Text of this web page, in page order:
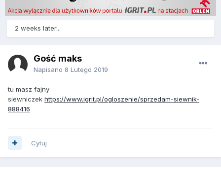
2 weeks later...
Gość maks
Napisano 8 Lutego 2019
tu masz fajny
siewniczek https://www.igrit.pl/ogloszenie/sprzedam-siewnik-
888416
Cytuj